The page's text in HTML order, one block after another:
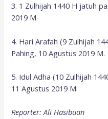
3. 1 Zulhijah 1440 H jatuh
2019 M
4. Hari Arafah (9 Zulhijah
Pahing, 10 Agustus 2019 M.
5. Idul Adha (10 Zulhijah
11 Agustus 2019 M.
Reporter: Ali Hasibuan